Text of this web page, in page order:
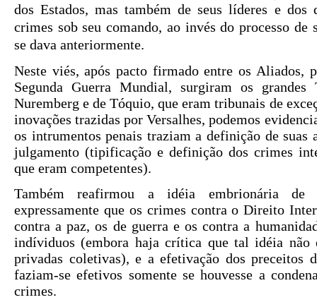
dos Estados, mas também de seus líderes e dos
crimes sob seu comando, ao invés do processo de
se dava anteriormente.
Neste viés, após pacto firmado entre os Aliados,
Segunda Guerra Mundial, surgiram os
Nuremberg e de Tóquio, que eram tribunais de
inovações trazidas por Versalhes, podemos
os intrumentos penais traziam a definição de suas
julgamento (tipificação e definição dos crimes
que eram competentes).
Também reafirmou a idéia embrionária de
expressamente que os crimes contra o Direito
contra a paz, os de guerra e os contra a
indíviduos (embora haja crítica que tal idéia não
privadas coletivas), e a efetivação dos preceitos
faziam-se efetivos somente se houvesse a
crimes.